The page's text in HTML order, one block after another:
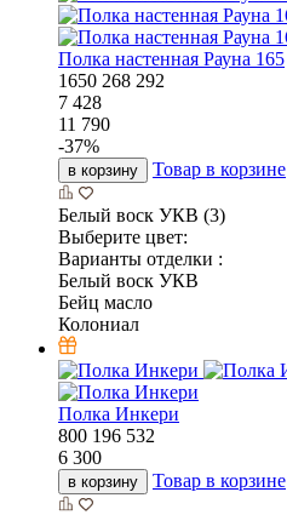
Полка настенная Рауна 165
1650 268 292
7 428
11 790
-37%
в корзину Товар в корзине
Белый воск УКВ (3)
Выберите цвет:
Варианты отделки :
Белый воск УКВ
Бейц масло
Колониал
Полка Инкери
800 196 532
6 300
в корзину Товар в корзине